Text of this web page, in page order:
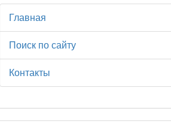
Главная
Поиск по сайту
Контакты